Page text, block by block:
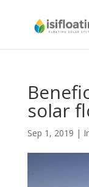
solar
Sep 1, 2019 |